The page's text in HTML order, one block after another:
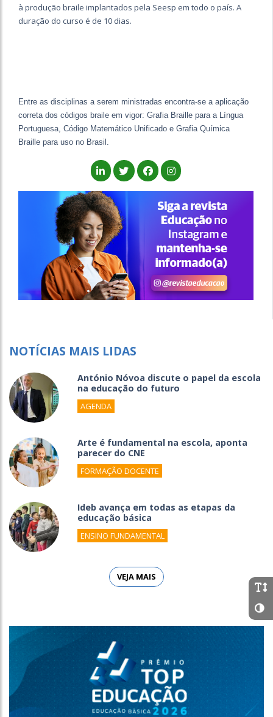
à produção braile implantados pela Seesp em todo o país. A
duração do curso é de 10 dias.
Entre as disciplinas a serem ministradas encontra-se a aplicação
correta dos códigos braile em vigor: Grafia Braille para a Língua
Portuguesa, Código Matemático Unificado e Grafia Química
Braille para uso no Brasil.
NOTÍCIAS MAIS LIDAS
António Nóvoa discute o papel da escola
na educação do futuro
AGENDA
Arte é fundamental na escola, aponta
parecer do CNE
FORMAÇÃO DOCENTE
Ideb avança em todas as etapas da
educação básica
ENSINO FUNDAMENTAL
VEJA MAIS